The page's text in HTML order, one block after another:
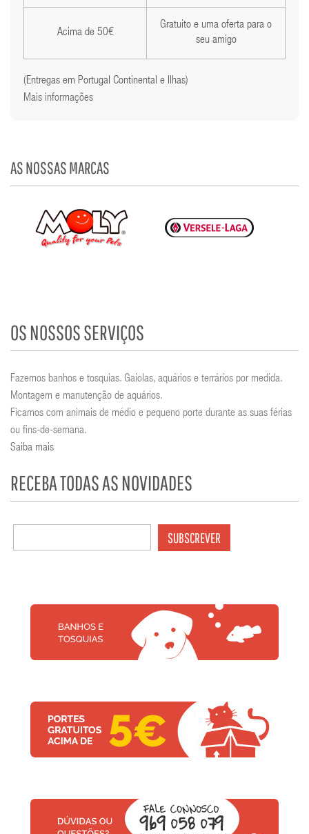
Acima de 50€
Gratuito e uma oferta para o
seu amigo
(Entregas em Portugal Continental e Ilhas)
Mais informações
AS NOSSAS MARCAS
OS NOSSOS SERVIÇOS
Fazemos banhos e tosquias. Gaiolas, aquários e terrários por medida.
Montagem e manutenção de aquários.
Ficamos com animais de médio e pequeno porte durante as suas férias
ou fins-de-semana.
Saiba mais
RECEBA TODAS AS NOVIDADES
SUBSCREVER